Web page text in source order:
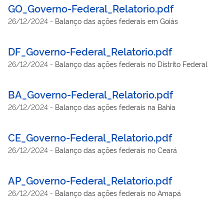
GO_Governo-Federal_Relatorio.pdf
26/12/2024 - Balanço das ações federais em Goiás
DF_Governo-Federal_Relatorio.pdf
26/12/2024 - Balanço das ações federais no Distrito Federal
BA_Governo-Federal_Relatorio.pdf
26/12/2024 - Balanço das ações federais na Bahia
CE_Governo-Federal_Relatorio.pdf
26/12/2024 - Balanço das ações federais no Ceará
AP_Governo-Federal_Relatorio.pdf
26/12/2024 - Balanço das ações federais no Amapá